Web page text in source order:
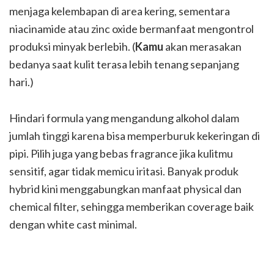
menjaga kelembapan di area kering, sementara
niacinamide atau zinc oxide bermanfaat mengontrol
produksi minyak berlebih. (Kamu akan merasakan
bedanya saat kulit terasa lebih tenang sepanjang
hari.)
Hindari formula yang mengandung alkohol dalam
jumlah tinggi karena bisa memperburuk kekeringan di
pipi. Pilih juga yang bebas fragrance jika kulitmu
sensitif, agar tidak memicu iritasi. Banyak produk
hybrid kini menggabungkan manfaat physical dan
chemical filter, sehingga memberikan coverage baik
dengan white cast minimal.